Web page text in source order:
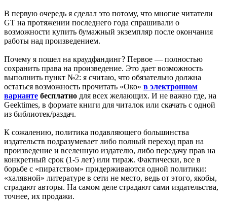
В первую очередь я сделал это потому, что многие читатели
GT на протяжении последнего года спрашивали о
возможности купить бумажный экземпляр после окончания
работы над произведением.
Почему я пошел на краудфандинг? Первое — полностью
сохранить права на произведение. Это дает возможность
выполнить пункт №2: я считаю, что обязательно должна
остаться возможность прочитать «Око» в электронном
варианте бесплатно для всех желающих. И не важно где, на
Geektimes, в формате книги для читалок или скачать с одной
из библиотек/раздач.
К сожалению, политика подавляющего большинства
издательств подразумевает либо полный переход прав на
произведение и вселенную издателю, либо передачу прав на
конкретный срок (1-5 лет) или тираж. Фактически, все в
борьбе с «пиратством» придерживаются одной политики:
«халявной» литературе в сети не место, ведь от этого, якобы,
страдают авторы. На самом деле страдают сами издательства,
точнее, их продажи.